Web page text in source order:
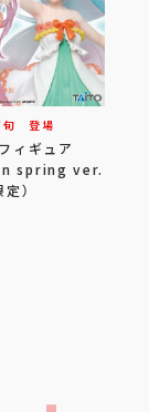
登場
ィギュア
spring ver.
）